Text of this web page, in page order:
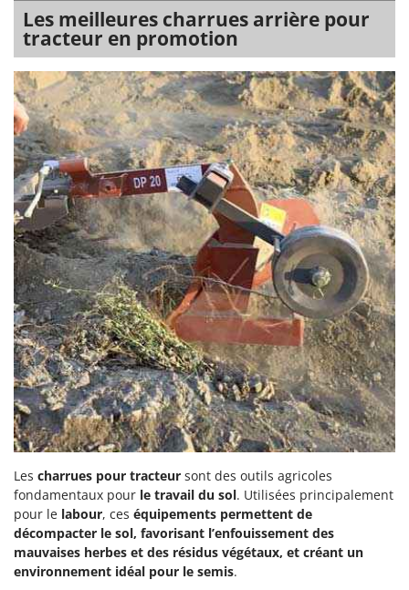
Les meilleures charrues arrière pour
tracteur en promotion
Les charrues pour tracteur sont des outils agricoles
fondamentaux pour le travail du sol. Utilisées principalement
pour le labour, ces équipements permettent de
décompacter le sol, favorisant l’enfouissement des
mauvaises herbes et des résidus végétaux, et créant un
environnement idéal pour le semis.